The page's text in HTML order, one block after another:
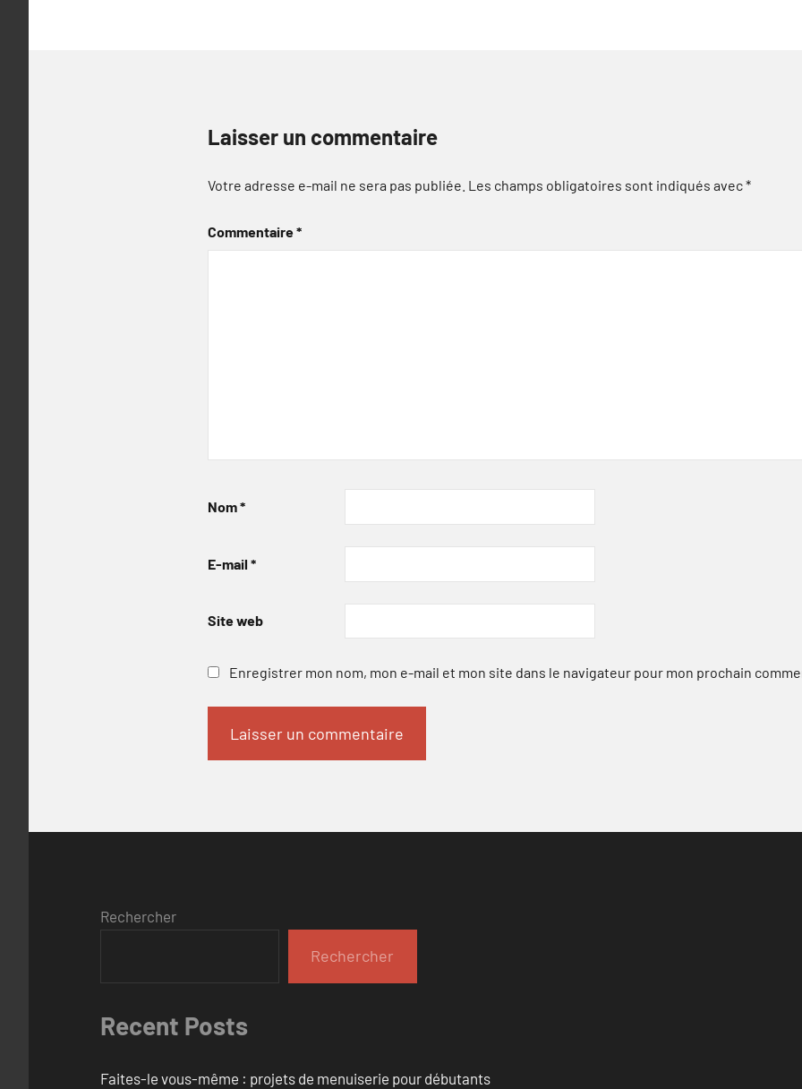
Laisser un commentaire
Votre adresse e-mail ne sera pas publiée. Les champs obligatoires sont indiqués avec*
Commentaire*
Nom*
E-mail *
Site web
Enregistrer mon nom, mon e-mail et mon site dans le navigateur pour mon prochain
Rechercher
Rechercher
Recent Posts
Faites-le vous-même : projets de menuiserie pour débutants